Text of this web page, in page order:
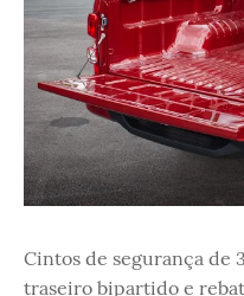
Cintos de segurança de
traseiro bipartido e